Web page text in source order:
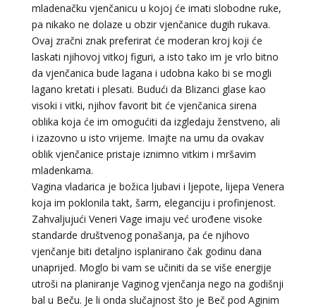
mladenačku vjenčanicu u kojoj će imati slobodne ruke,
pa nikako ne dolaze u obzir vjenčanice dugih rukava.
Ovaj zračni znak preferirat će moderan kroj koji će
laskati njihovoj vitkoj figuri, a isto tako im je vrlo bitno
da vjenčanica bude lagana i udobna kako bi se mogli
lagano kretati i plesati. Budući da Blizanci glase kao
visoki i vitki, njihov favorit bit će vjenčanica sirena
oblika koja će im omogućiti da izgledaju ženstveno, ali
i izazovno u isto vrijeme. Imajte na umu da ovakav
oblik vjenčanice pristaje iznimno vitkim i mršavim
mladenkama.
Vagina vladarica je božica ljubavi i ljepote, lijepa Venera
koja im poklonila takt, šarm, eleganciju i profinjenost.
Zahvaljujući Veneri Vage imaju već urođene visoke
standarde društvenog ponašanja, pa će njihovo
vjenčanje biti detaljno isplanirano čak godinu dana
unaprijed. Moglo bi vam se učiniti da se više energije
utroši na planiranje Vaginog vjenčanja nego na godišnji
bal u Beču. Je li onda slučajnost što je Beč pod Aginim